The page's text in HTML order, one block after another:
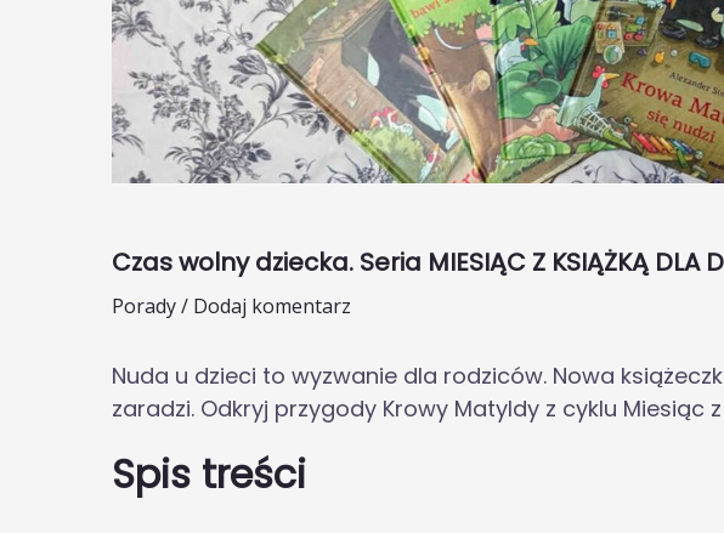
Czas wolny dziecka. Seria MIESIĄC Z KSIĄŻKĄ DLA
Porady/ Dodaj komentarz
Nuda u dzieci to wyzwanie dla rodziców. Nowa
zaradzi. Odkryj przygody Krowy Matyldy z cyklu Miesiąc
Spis treści